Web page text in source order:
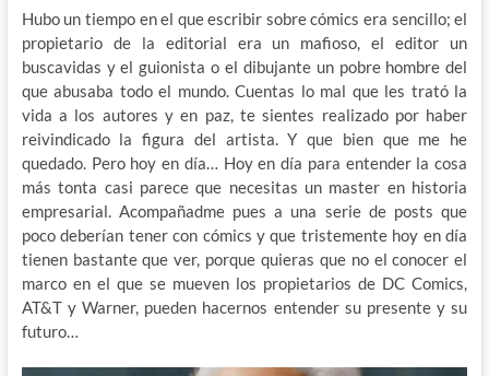
Hubo un tiempo en el que escribir sobre cómics era sencillo; el
propietario de la editorial era un mafioso, el editor un
buscavidas y el guionista o el dibujante un pobre hombre del
que abusaba todo el mundo. Cuentas lo mal que les trató la
vida a los autores y en paz, te sientes realizado por haber
reivindicado la figura del artista. Y que bien que me he
quedado. Pero hoy en día… Hoy en día para entender la cosa
más tonta casi parece que necesitas un master en historia
empresarial. Acompañadme pues a una serie de posts que
poco deberían tener con cómics y que tristemente hoy en día
tienen bastante que ver, porque quieras que no el conocer el
marco en el que se mueven los propietarios de DC Comics,
AT&T y Warner, pueden hacernos entender su presente y su
futuro…